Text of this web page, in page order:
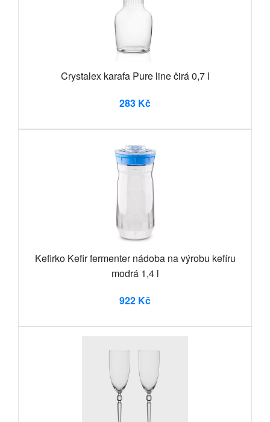
Crystalex karafa Pure line čirá 0,7 l
283 Kč
Kefirko Kefir fermenter nádoba na výrobu kefíru
modrá 1,4 l
922 Kč